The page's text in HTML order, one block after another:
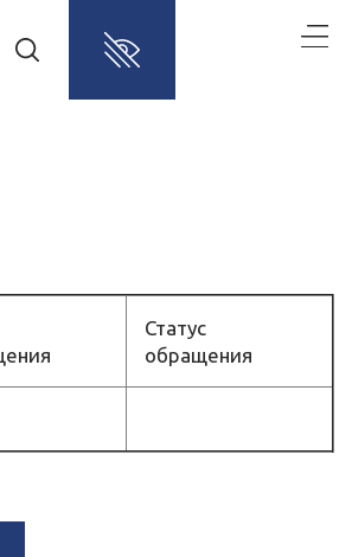
Статус
обращения